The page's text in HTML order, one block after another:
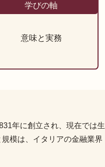
学びの軸
意味と実務
年に創立され、現在では生
模は、イタリアの金融業界